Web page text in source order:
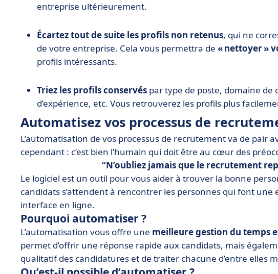
entreprise ultérieurement.
Écartez tout de suite les profils non retenus, qui ne
de votre entreprise. Cela vous permettra de « nettoyer »
profils intéressants.
Triez les profils conservés par type de poste, domaine
d’expérience, etc. Vous retrouverez les profils plus
Automatisez vos processus de
L’automatisation de vos processus de recrutement va de pair
cependant : c’est bien l’humain qui doit être au cœur des
N’oubliez jamais que le recrutement
Le logiciel est un outil pour vous aider à trouver la bonne
candidats s’attendent à rencontrer les personnes qui font
interface en ligne.
Pourquoi automatiser ?
L’automatisation vous offre une meilleure gestion du temps
permet d’offrir une réponse rapide aux candidats, mais
qualitatif des candidatures et de traiter chacune d’entre elles